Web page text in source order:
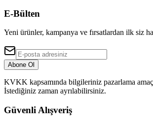
E-Bülten
Yeni ürünler, kampanya ve fırsatlardan ilk siz
Abone Ol
KVKK kapsamında bilgileriniz pazarlama
İstediğiniz zaman ayrılabilirsiniz.
Güvenli Alışveriş